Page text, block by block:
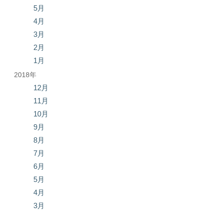
5月
4月
3月
2月
1月
2018年
12月
11月
10月
9月
8月
7月
6月
5月
4月
3月